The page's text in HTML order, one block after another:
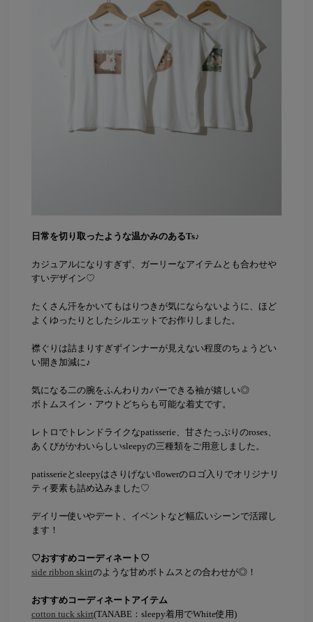
日常を切り取ったような温かみのあるTs♪
カジュアルになりすぎず、ガーリーなアイテムとも合わせや
すいデザイン♡
たくさん汗をかいてもはりつきが気にならないように、ほど
よくゆったりとしたシルエットでお作りしました。
襟ぐりは詰まりすぎずインナーが見えない程度のちょうどい
い開き加減に♪
気になる二の腕をふんわりカバーできる袖が嬉しい◎
ボトムスイン・アウトどちらも可能な着丈です。
レトロでトレンドライクなpatisserie、甘さたっぷりのroses、
あくびがかわいらしいsleepyの三種類をご用意しました。
patisserieとsleepyはさりげないflowerのロゴ入りでオリジナリ
ティ要素も詰め込みました♡
デイリー使いやデート、イベントなど幅広いシーンで活躍し
ます！
♡おすすめコーディネート♡
side ribbon skirtのような甘めボトムスとの合わせが◎！
おすすめコーディネートアイテム
cotton tuck skirt(TANABE：sleepy着用でWhite使用)